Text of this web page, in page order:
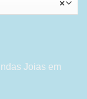
×
Joias em